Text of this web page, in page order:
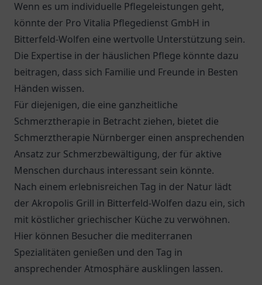
Wenn es um individuelle Pflegeleistungen geht,
könnte der Pro Vitalia Pflegedienst GmbH in
Bitterfeld-Wolfen eine wertvolle Unterstützung sein.
Die Expertise in der häuslichen Pflege könnte dazu
beitragen, dass sich Familie und Freunde in Besten
Händen wissen.
Für diejenigen, die eine ganzheitliche
Schmerztherapie in Betracht ziehen, bietet die
Schmerztherapie Nürnberger einen ansprechenden
Ansatz zur Schmerzbewältigung, der für aktive
Menschen durchaus interessant sein könnte.
Nach einem erlebnisreichen Tag in der Natur lädt
der Akropolis Grill in Bitterfeld-Wolfen dazu ein, sich
mit köstlicher griechischer Küche zu verwöhnen.
Hier können Besucher die mediterranen
Spezialitäten genießen und den Tag in
ansprechender Atmosphäre ausklingen lassen.